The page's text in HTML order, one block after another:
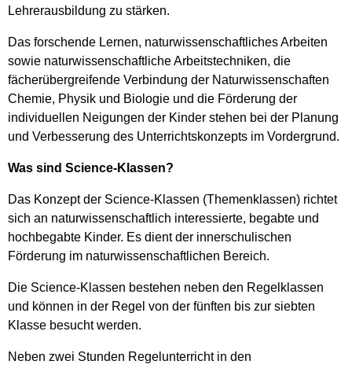
Lehrerausbildung zu stärken.
Das forschende Lernen, naturwissenschaftliches Arbeiten
sowie naturwissenschaftliche Arbeitstechniken, die
fächerübergreifende Verbindung der Naturwissenschaften
Chemie, Physik und Biologie und die Förderung der
individuellen Neigungen der Kinder stehen bei der Planung
und Verbesserung des Unterrichtskonzepts im Vordergrund.
Was sind Science-Klassen?
Das Konzept der Science-Klassen (Themenklassen) richtet
sich an naturwissenschaftlich interessierte, begabte und
hochbegabte Kinder. Es dient der innerschulischen
Förderung im naturwissenschaftlichen Bereich.
Die Science-Klassen bestehen neben den Regelklassen
und können in der Regel von der fünften bis zur siebten
Klasse besucht werden.
Neben zwei Stunden Regelunterricht in den